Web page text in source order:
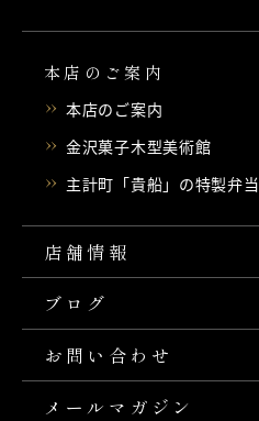
本店のご案内
本店のご案内
金沢菓子木型美術館
主計町「貴船」の特製弁当
店舗情報
ブログ
お問い合わせ
メールマガジン